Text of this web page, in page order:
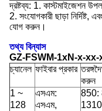
দ্রষ্টব্য: 1. কাস্টমাইজেশন
2. সংযোগকারী ছাড়া
যোগ করুন।
তথ্য বিন্যাস
GZ-FSWM-1xN-x-
চ্যানেল ফাইবার প্রকার
করুন
1 ~
128
এসএম:
এসএম,
850: